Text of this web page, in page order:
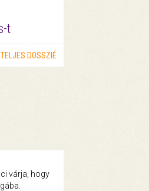
t
DOSSZIÉ
várja, hogy